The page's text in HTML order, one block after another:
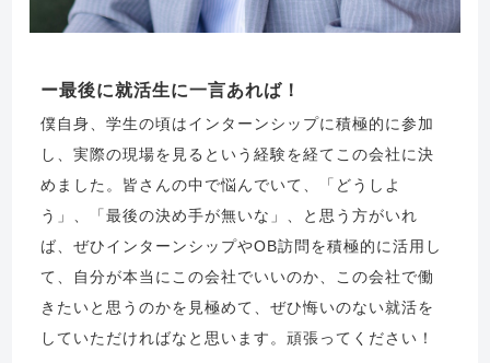
最後に就活生に一言あれば！
僕自身、学生の頃はインターンシップに積極的に参加
し、実際の現場を見るという経験を経てこの会社に決
めました。皆さんの中で悩んでいて、「どうしよ
う」、「最後の決め手が無いな」、と思う方がいれ
ば、ぜひインターンシップやOB訪問を積極的に活用し
て、自分が本当にこの会社でいいのか、この会社で働
きたいと思うのかを見極めて、ぜひ悔いのない就活を
していただければなと思います。頑張ってください！